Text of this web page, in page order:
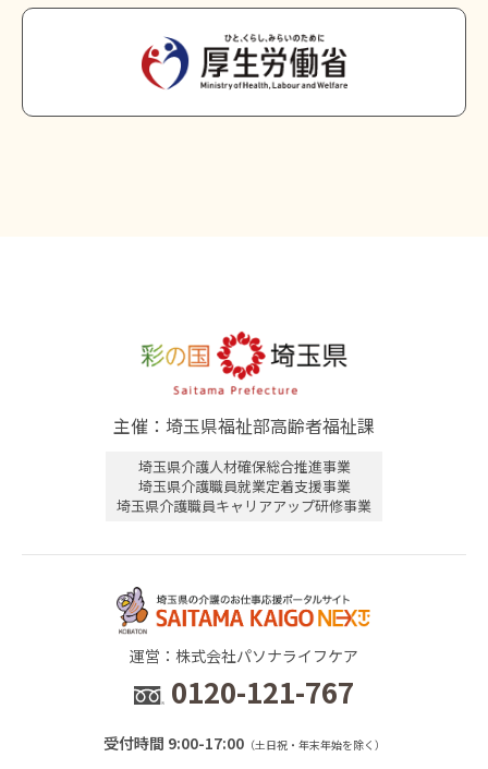
主催：埼玉県福祉部高齢者福祉課
埼玉県介護人材確保総合推進事業
埼玉県介護職員就業定着支援事業
埼玉県介護職員キャリアアップ研修事業
運営：株式会社パソナライフケア
0120-121-767
受付時間 9:00-17:00（土日祝・年末年始を除く）